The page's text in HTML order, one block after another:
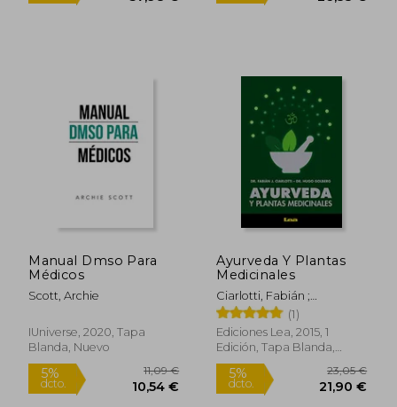
5%
dcto.
Manual Dmso Para
Médicos
Scott, Archie
IUniverse, 2020, Tapa
Blanda, Nuevo
Ayurveda Y Plantas
Medicinales
Ciarlotti, Fabián ;
Goldberg, Hugo
(1)
Ediciones Lea, 2015, 1
Edición, Tapa Blanda,
Nuevo